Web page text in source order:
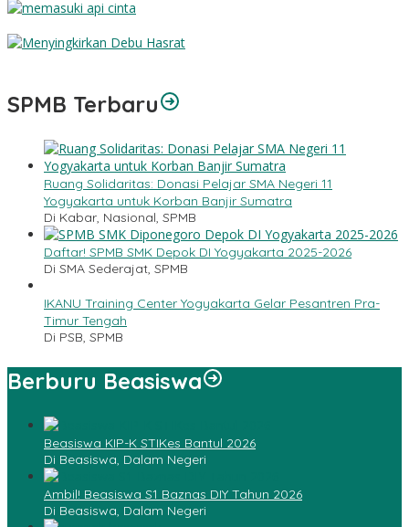
SPMB Terbaru
Ruang Solidaritas: Donasi Pelajar SMA Negeri 11
Yogyakarta untuk Korban Banjir Sumatra
Di Kabar, Nasional, SPMB
Daftar! SPMB SMK Depok DI Yogyakarta 2025-2026
Di SMA Sederajat, SPMB
IKANU Training Center Yogyakarta Gelar Pesantren Pra-
Timur Tengah
Di PSB, SPMB
Berburu Beasiswa
Beasiswa KIP-K STIKes Bantul 2026
Di Beasiswa, Dalam Negeri
Ambil! Beasiswa S1 Baznas DIY Tahun 2026
Di Beasiswa, Dalam Negeri